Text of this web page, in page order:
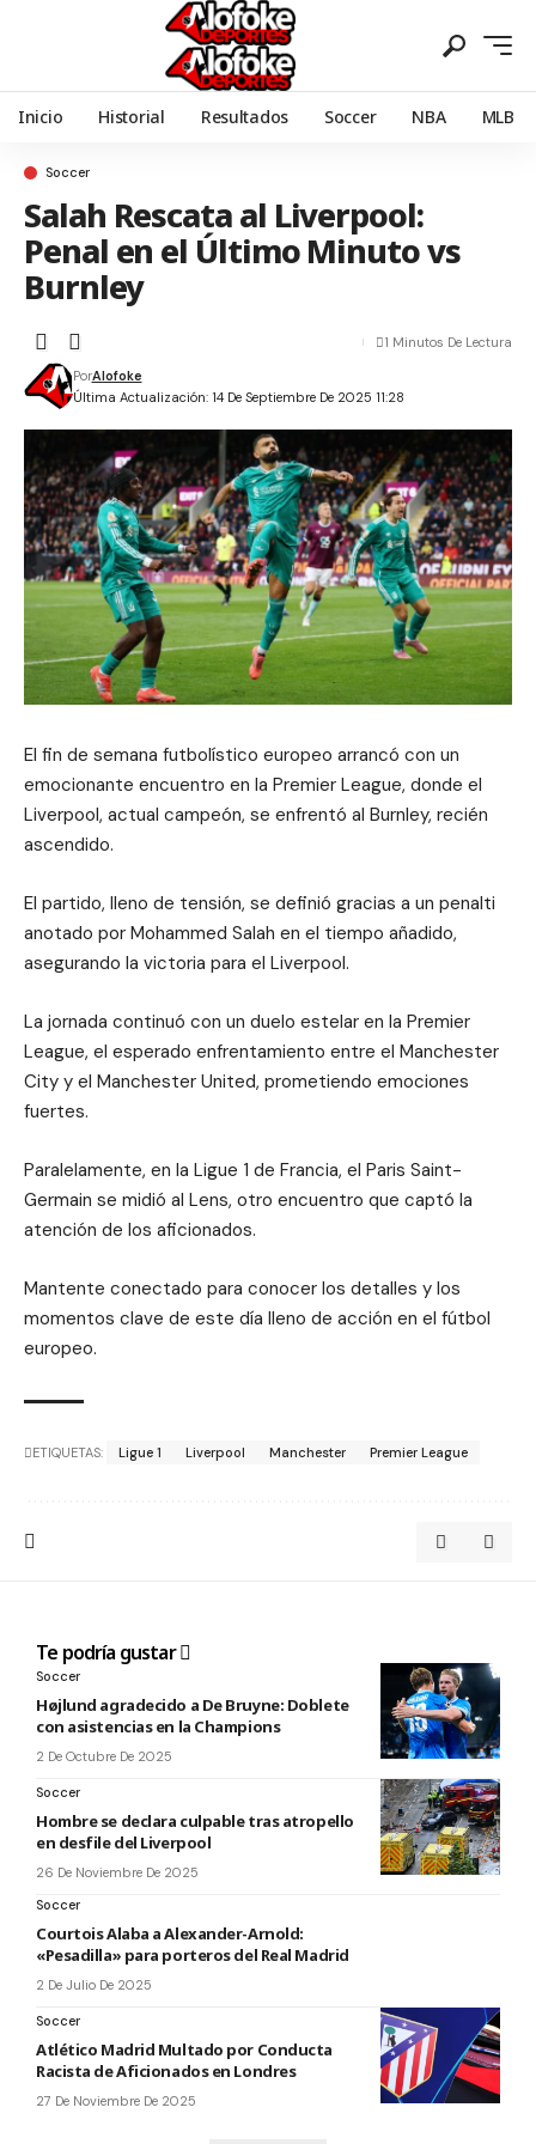
Inicio Historial Resultados Soccer NBA MLB
Soccer
Salah Rescata al Liverpool:
Penal en el Último Minuto vs
Burnley
Última Actualización: 14 De Septiembre De 2025 11:28
PorAlofoke
1 Minutos De Lectura
El fin de semana futbolístico europeo arrancó con un
emocionante encuentro en la Premier League, donde el
Liverpool, actual campeón, se enfrentó al Burnley, recién
ascendido.
El partido, lleno de tensión, se definió gracias a un penalti
anotado por Mohammed Salah en el tiempo añadido,
asegurando la victoria para el Liverpool.
La jornada continuó con un duelo estelar en la Premier
League, el esperado enfrentamiento entre el Manchester
City y el Manchester United, prometiendo emociones
fuertes.
Paralelamente, en la Ligue 1 de Francia, el Paris Saint-
Germain se midió al Lens, otro encuentro que captó la
atención de los aficionados.
Mantente conectado para conocer los detalles y los
momentos clave de este día lleno de acción en el fútbol
europeo.
ETIQUETAS: Ligue 1 Liverpool Manchester Premier League
Te podría gustar
Soccer
Højlund agradecido a De Bruyne: Doblete
con asistencias en la Champions
2 De Octubre De 2025
Soccer
Hombre se declara culpable tras atropello
en desfile del Liverpool
26 De Noviembre De 2025
Soccer
Courtois Alaba a Alexander-Arnold:
«Pesadilla» para porteros del Real Madrid
2 De Julio De 2025
Soccer
Atlético Madrid Multado por Conducta
Racista de Aficionados en Londres
27 De Noviembre De 2025